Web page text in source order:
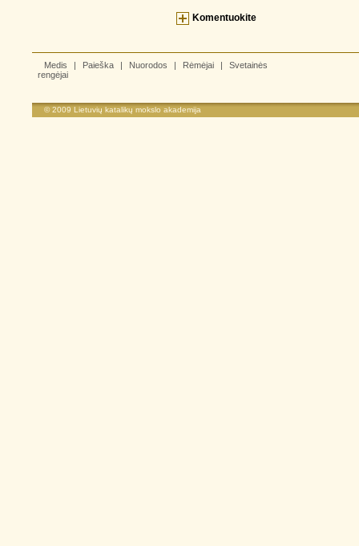
Komentuokite
Medis | Paieška | Nuorodos | Rėmėjai |
Svetainės
rengėjai
© 2009 Lietuvių katalikų mokslo akademija